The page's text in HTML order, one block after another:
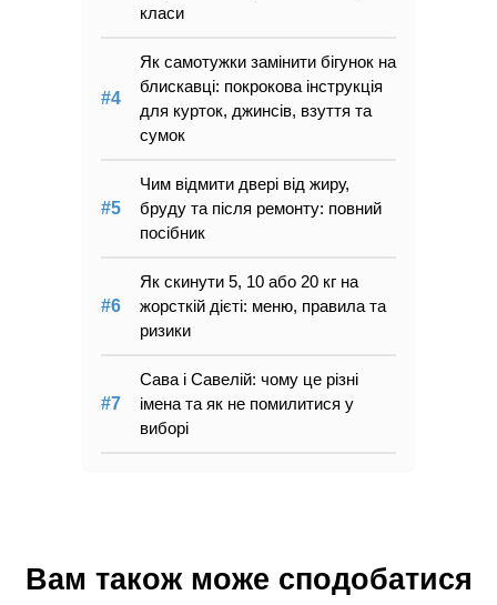
класи
Як самотужки замінити бігунок на
блискавці: покрокова інструкція
для курток, джинсів, взуття та
сумок
Чим відмити двері від жиру,
бруду та після ремонту: повний
посібник
Як скинути 5, 10 або 20 кг на
жорсткій дієті: меню, правила та
ризики
Сава і Савелій: чому це різні
імена та як не помилитися у
виборі
Вам також може сподобатися